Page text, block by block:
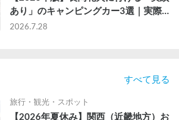
あり」のキャンピングカー3選｜実際
に利用したゲストのレビュー付き
2026.7.28
すべて見る
旅行・観光・スポット
【2026年夏休み】関西（近畿地方）お